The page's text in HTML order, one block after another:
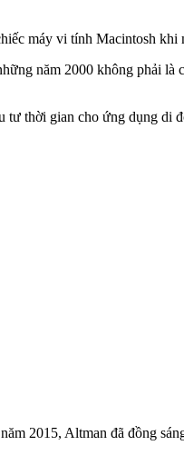
máy vi tính Macintosh khi
năm 2000 không phải là
thời gian cho ứng dụng di
2015, Altman đã đồng